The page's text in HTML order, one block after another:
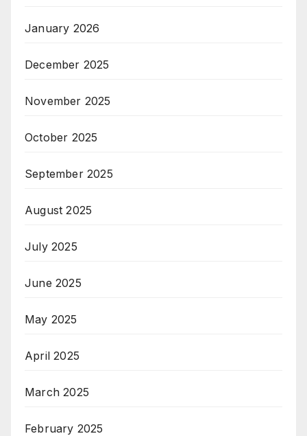
January 2026
December 2025
November 2025
October 2025
September 2025
August 2025
July 2025
June 2025
May 2025
April 2025
March 2025
February 2025